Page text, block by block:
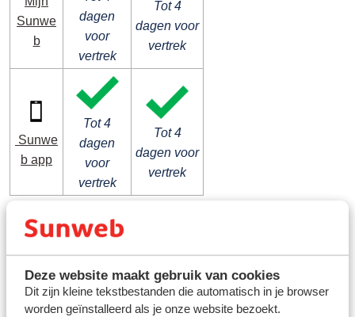
Deze website maakt gebruik van cookies
Dit zijn kleine tekstbestanden die automatisch in je browser
worden geïnstalleerd als je onze website bezoekt.
Sunwe
b
dagen
voor
vertrek
Tot 4
dagen voor
vertrek
Sunwe
b app
Tot 4
dagen
voor
vertrek
Tot 4
dagen voor
vertrek
Hoe boek of wijzig je een transfer in Mijn Sunweb?
knop 'Regel je extra services'
3. Kies de gewenste transfer en sla de wijzigingen op. Je